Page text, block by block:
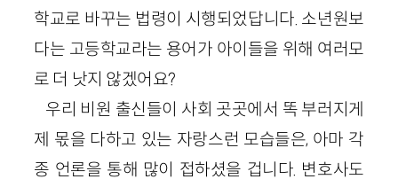
학교로 바꾸는 법령이 시행되었답니다. 소년원보
다는 고등학교라는 용어가 아이들을 위해 여러모
로 더 낫지 않겠어요?
우리 비원 출신들이 사회 곳곳에서 똑 부러지게
제 몫을 다하고 있는 자랑스런 모습들은, 아마 각
종 언론을 통해 많이 접하셨을 겁니다. 변호사도